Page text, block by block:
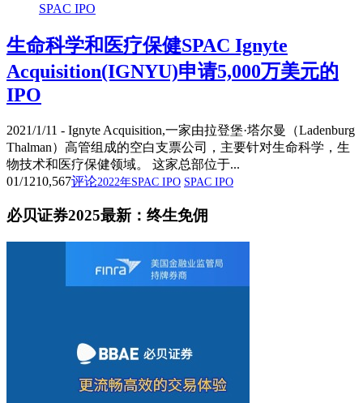
SPAC IPO
生命科学和医疗保健SPAC Ignyte
Acquisition(IGNYU)申请5,000万美元的
IPO
2021/1/11 - Ignyte Acquisition,一家由拉登堡·塔尔曼（Ladenburg
Thalman）高管组成的空白支票公司，主要针对生命科学，生
物技术和医疗保健领域。 这家总部位于...
01/1210,567评论2022年SPAC IPO SPAC IPO
必贝证券2025最新：终生免佣